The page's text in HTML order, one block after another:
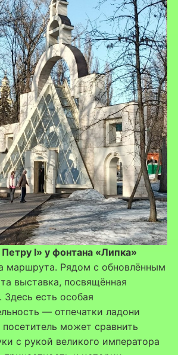
I» у фонтана «Липка»
маршрута. Рядом с обновлённым
выставка, посвящённая
есть особая
— отпечатки ладони
может сравнить
с рукой великого императора